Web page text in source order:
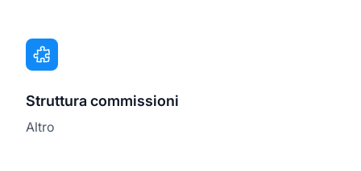
Struttura commissioni
Altro